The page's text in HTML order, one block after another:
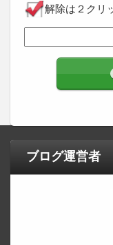
解除は２クリ
ブログ運営者